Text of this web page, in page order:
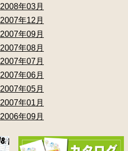
2008年03月
2007年12月
2007年09月
2007年08月
2007年07月
2007年06月
2007年05月
2007年01月
2006年09月